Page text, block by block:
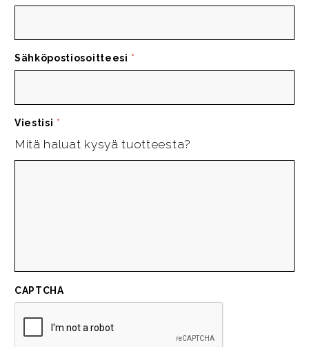
Sähköpostiosoitteesi *
Viestisi *
Mitä haluat kysyä tuotteesta?
CAPTCHA